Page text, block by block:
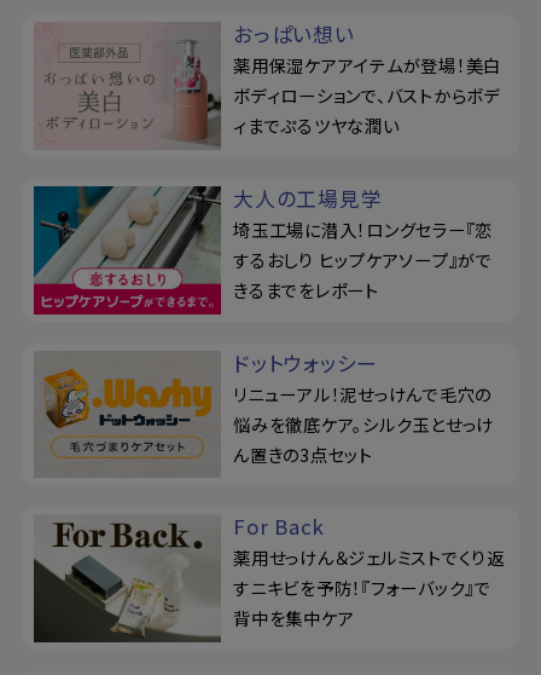
おっぱい想い
薬用保湿ケアアイテムが登場！美白
ボディローションで、バストからボデ
ィまでぷるツヤな潤い
大人の工場見学
埼玉工場に潜入！ロングセラー『恋
するおしり ヒップケアソープ』がで
きるまでをレポート
ドットウォッシー
リニューアル！泥せっけんで毛穴の
悩みを徹底ケア。シルク玉とせっけ
ん置きの3点セット
For Back
薬用せっけん＆ジェルミストでくり返
すニキビを予防！『フォーバック』で
背中を集中ケア